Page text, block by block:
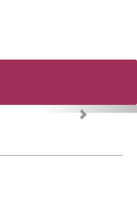
Next